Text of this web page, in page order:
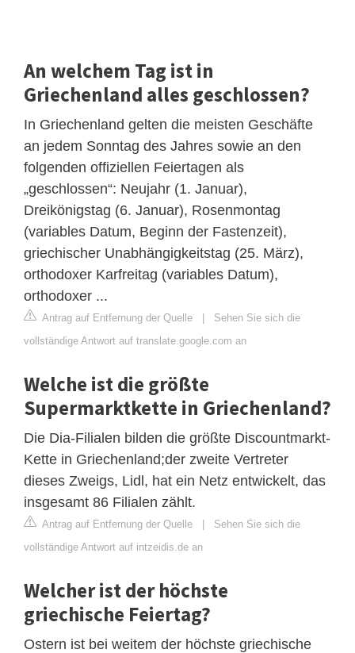
An welchem ​​Tag ist in
Griechenland alles geschlossen?
In Griechenland gelten die meisten Geschäfte
an jedem Sonntag des Jahres sowie an den
folgenden offiziellen Feiertagen als
„geschlossen“: Neujahr (1. Januar),
Dreikönigstag (6. Januar), Rosenmontag
(variables Datum, Beginn der Fastenzeit),
griechischer Unabhängigkeitstag (25. März),
orthodoxer Karfreitag (variables Datum),
orthodoxer ...
Antrag auf Entfernung der Quelle | Sehen Sie sich die
vollständige Antwort auf translate.google.com an
Welche ist die größte
Supermarktkette in Griechenland?
Die Dia-Filialen bilden die größte Discountmarkt-
Kette in Griechenland;der zweite Vertreter
dieses Zweigs, Lidl, hat ein Netz entwickelt, das
insgesamt 86 Filialen zählt.
Antrag auf Entfernung der Quelle | Sehen Sie sich die
vollständige Antwort auf intzeidis.de an
Welcher ist der höchste
griechische Feiertag?
Ostern ist bei weitem der höchste griechische